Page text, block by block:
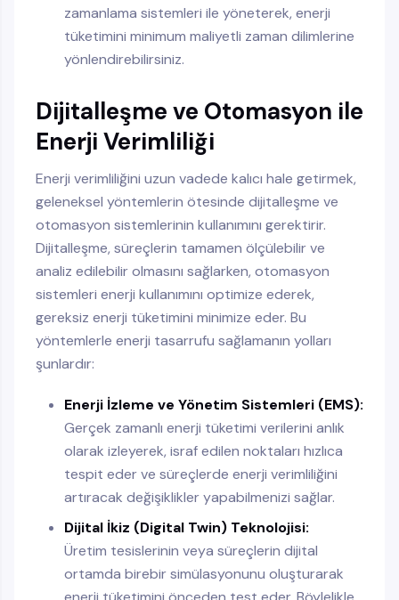
zamanlama sistemleri ile yöneterek, enerji
tüketimini minimum maliyetli zaman dilimlerine
yönlendirebilirsiniz.
Dijitalleşme ve Otomasyon ile
Enerji Verimliliği
Enerji verimliliğini uzun vadede kalıcı hale getirmek,
geleneksel yöntemlerin ötesinde dijitalleşme ve
otomasyon sistemlerinin kullanımını gerektirir.
Dijitalleşme, süreçlerin tamamen ölçülebilir ve
analiz edilebilir olmasını sağlarken, otomasyon
sistemleri enerji kullanımını optimize ederek,
gereksiz enerji tüketimini minimize eder. Bu
yöntemlerle enerji tasarrufu sağlamanın yolları
şunlardır:
Enerji İzleme ve Yönetim Sistemleri (EMS):
Gerçek zamanlı enerji tüketimi verilerini anlık
olarak izleyerek, israf edilen noktaları hızlıca
tespit eder ve süreçlerde enerji verimliliğini
artıracak değişiklikler yapabilmenizi sağlar.
Dijital İkiz (Digital Twin) Teknolojisi:
Üretim tesislerinin veya süreçlerin dijital
ortamda birebir simülasyonunu oluşturarak